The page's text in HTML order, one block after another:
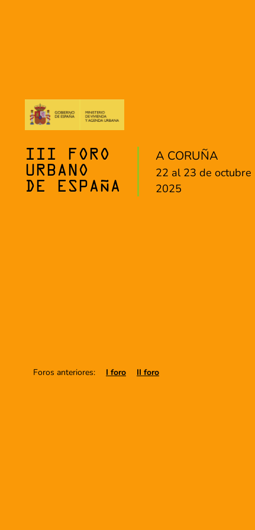
III FORO
URBANO
DE ESPAÑA
A CORUÑA
22 al 23 de octubre
2025
Foros anteriores: I foro II foro